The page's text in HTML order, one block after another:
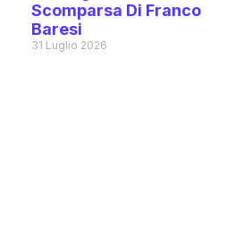
Scomparsa Di Franco
Baresi
31 Luglio 2026